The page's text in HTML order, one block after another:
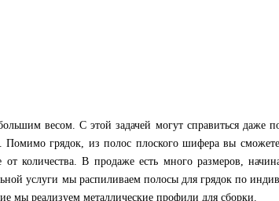
весом. С этой задачей могут справиться
грядок, из полос плоского шифера вы
количества. В продаже есть много размеров,
услуги мы распиливаем полосы для грядок по
мы реализуем металлические профили для сборки.